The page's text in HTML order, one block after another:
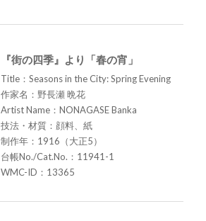
『街の四季』より「春の宵」
Title：Seasons in the City: Spring Evening
作家名：野長瀬 晩花
Artist Name：NONAGASE Banka
技法・材質：顔料、紙
制作年：1916（大正5）
台帳No./Cat.No.：11941-1
WMC-ID：13365